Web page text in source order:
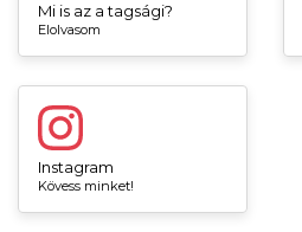
Mi is az a tagsági?
Elolvasom
Instagram
Kövess minket!